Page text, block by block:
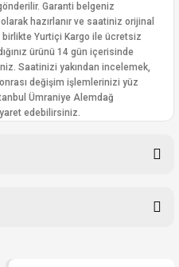
Garanti belgeniz
hazırlanır ve saatiniz orijinal
Yurtiçi Kargo ile ücretsiz
ürünü 14 gün içerisinde
Saatinizi yakından incelemek,
değişim işlemlerinizi yüz
Ümraniye Alemdağ
edebilirsiniz.